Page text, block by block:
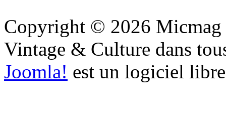
Copyright © 2026 Micmag
Vintage & Culture dans
Joomla! est un logiciel